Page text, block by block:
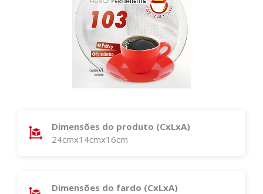
Dimensões do produto (CxLxA)
24cmx14cmx16cm
Dimensões do fardo (CxLxA)